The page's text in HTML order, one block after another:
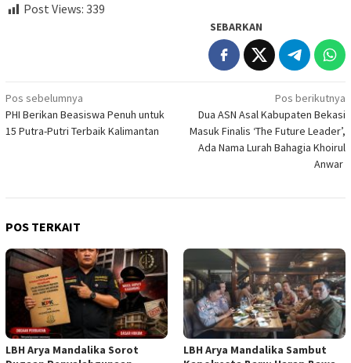
Post Views: 339
SEBARKAN
Navigasi
pos
Pos sebelumnya
PHI Berikan Beasiswa Penuh untuk
15 Putra-Putri Terbaik Kalimantan
Pos berikutnya
Dua ASN Asal Kabupaten Bekasi
Masuk Finalis ‘The Future Leader’,
Ada Nama Lurah Bahagia Khoirul
Anwar
POS TERKAIT
LBH Arya Mandalika Sorot
LBH Arya Mandalika Sambut